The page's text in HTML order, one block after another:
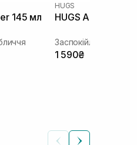
145 мл
HUGS
HUGS Annona
Заспокійливий
1 590₴